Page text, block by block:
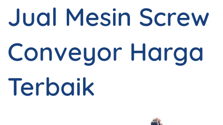
Jual Mesin Screw
Conveyor Harga
Terbaik